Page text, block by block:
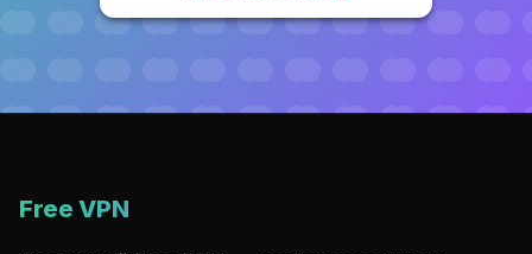
Free VPN